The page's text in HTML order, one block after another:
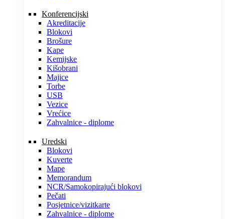
Konferencijski
Akreditacije
Blokovi
Brošure
Kape
Kemijske
Kišobrani
Majice
Torbe
USB
Vezice
Vrećice
Zahvalnice - diplome
Uredski
Blokovi
Kuverte
Mape
Memorandum
NCR/Samokopirajući blokovi
Pečati
Posjetnice/vizitkarte
Zahvalnice - diplome